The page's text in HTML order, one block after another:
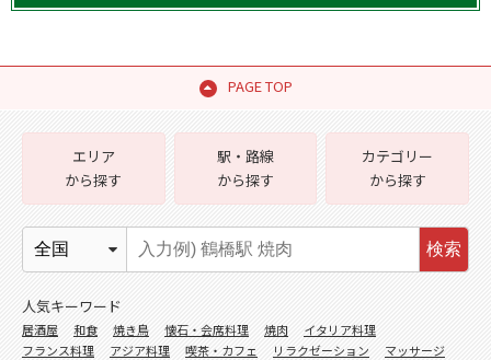
PAGE TOP
エリア
から探す
駅・路線
から探す
カテゴリー
から探す
検索
人気キーワード
居酒屋 和食 焼き鳥 懐石・会席料理 焼肉
イタリア料理
フランス料理
アジア料理 喫茶・カフェ リラクゼーション
マッサージ